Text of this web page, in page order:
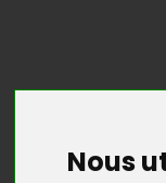
Nous
MENU